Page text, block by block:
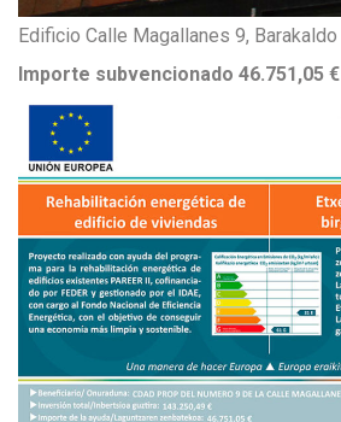
Edificio Calle Magallanes 9, Barakaldo
Importe subvencionado 46.751,05 €